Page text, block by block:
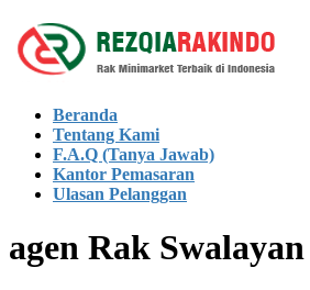
Skip
to
the
Skip
to
the
Beranda
Tentang Kami
F.A.Q (Tanya Jawab)
Kantor Pemasaran
Ulasan Pelanggan
agen Rak